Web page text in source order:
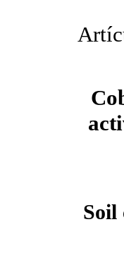
Soil